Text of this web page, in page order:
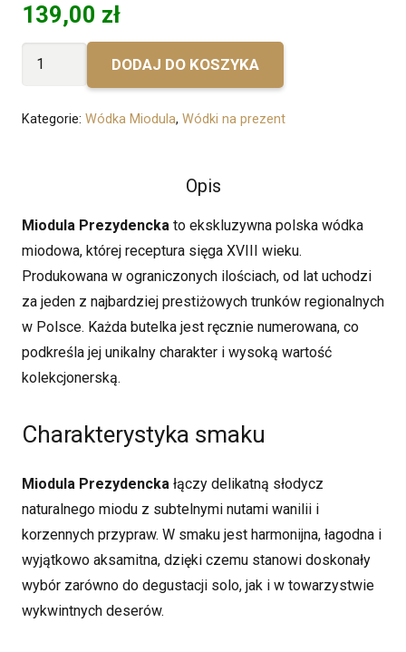
139,00 zł
ilość
DODAJ DO KOSZYKA
Kategorie: Wódka Miodula, Wódki na prezent
Opis
Miodula Prezydencka to ekskluzywna polska wódka
miodowa, której receptura sięga XVIII wieku.
Produkowana w ograniczonych ilościach, od lat uchodzi
za jeden z najbardziej prestiżowych trunków regionalnych
w Polsce. Każda butelka jest ręcznie numerowana, co
podkreśla jej unikalny charakter i wysoką wartość
kolekcjonerską.
Charakterystyka smaku
Miodula Prezydencka łączy delikatną słodycz
naturalnego miodu z subtelnymi nutami wanilii i
korzennych przypraw. W smaku jest harmonijna, łagodna i
wyjątkowo aksamitna, dzięki czemu stanowi doskonały
wybór zarówno do degustacji solo, jak i w towarzystwie
wykwintnych deserów.